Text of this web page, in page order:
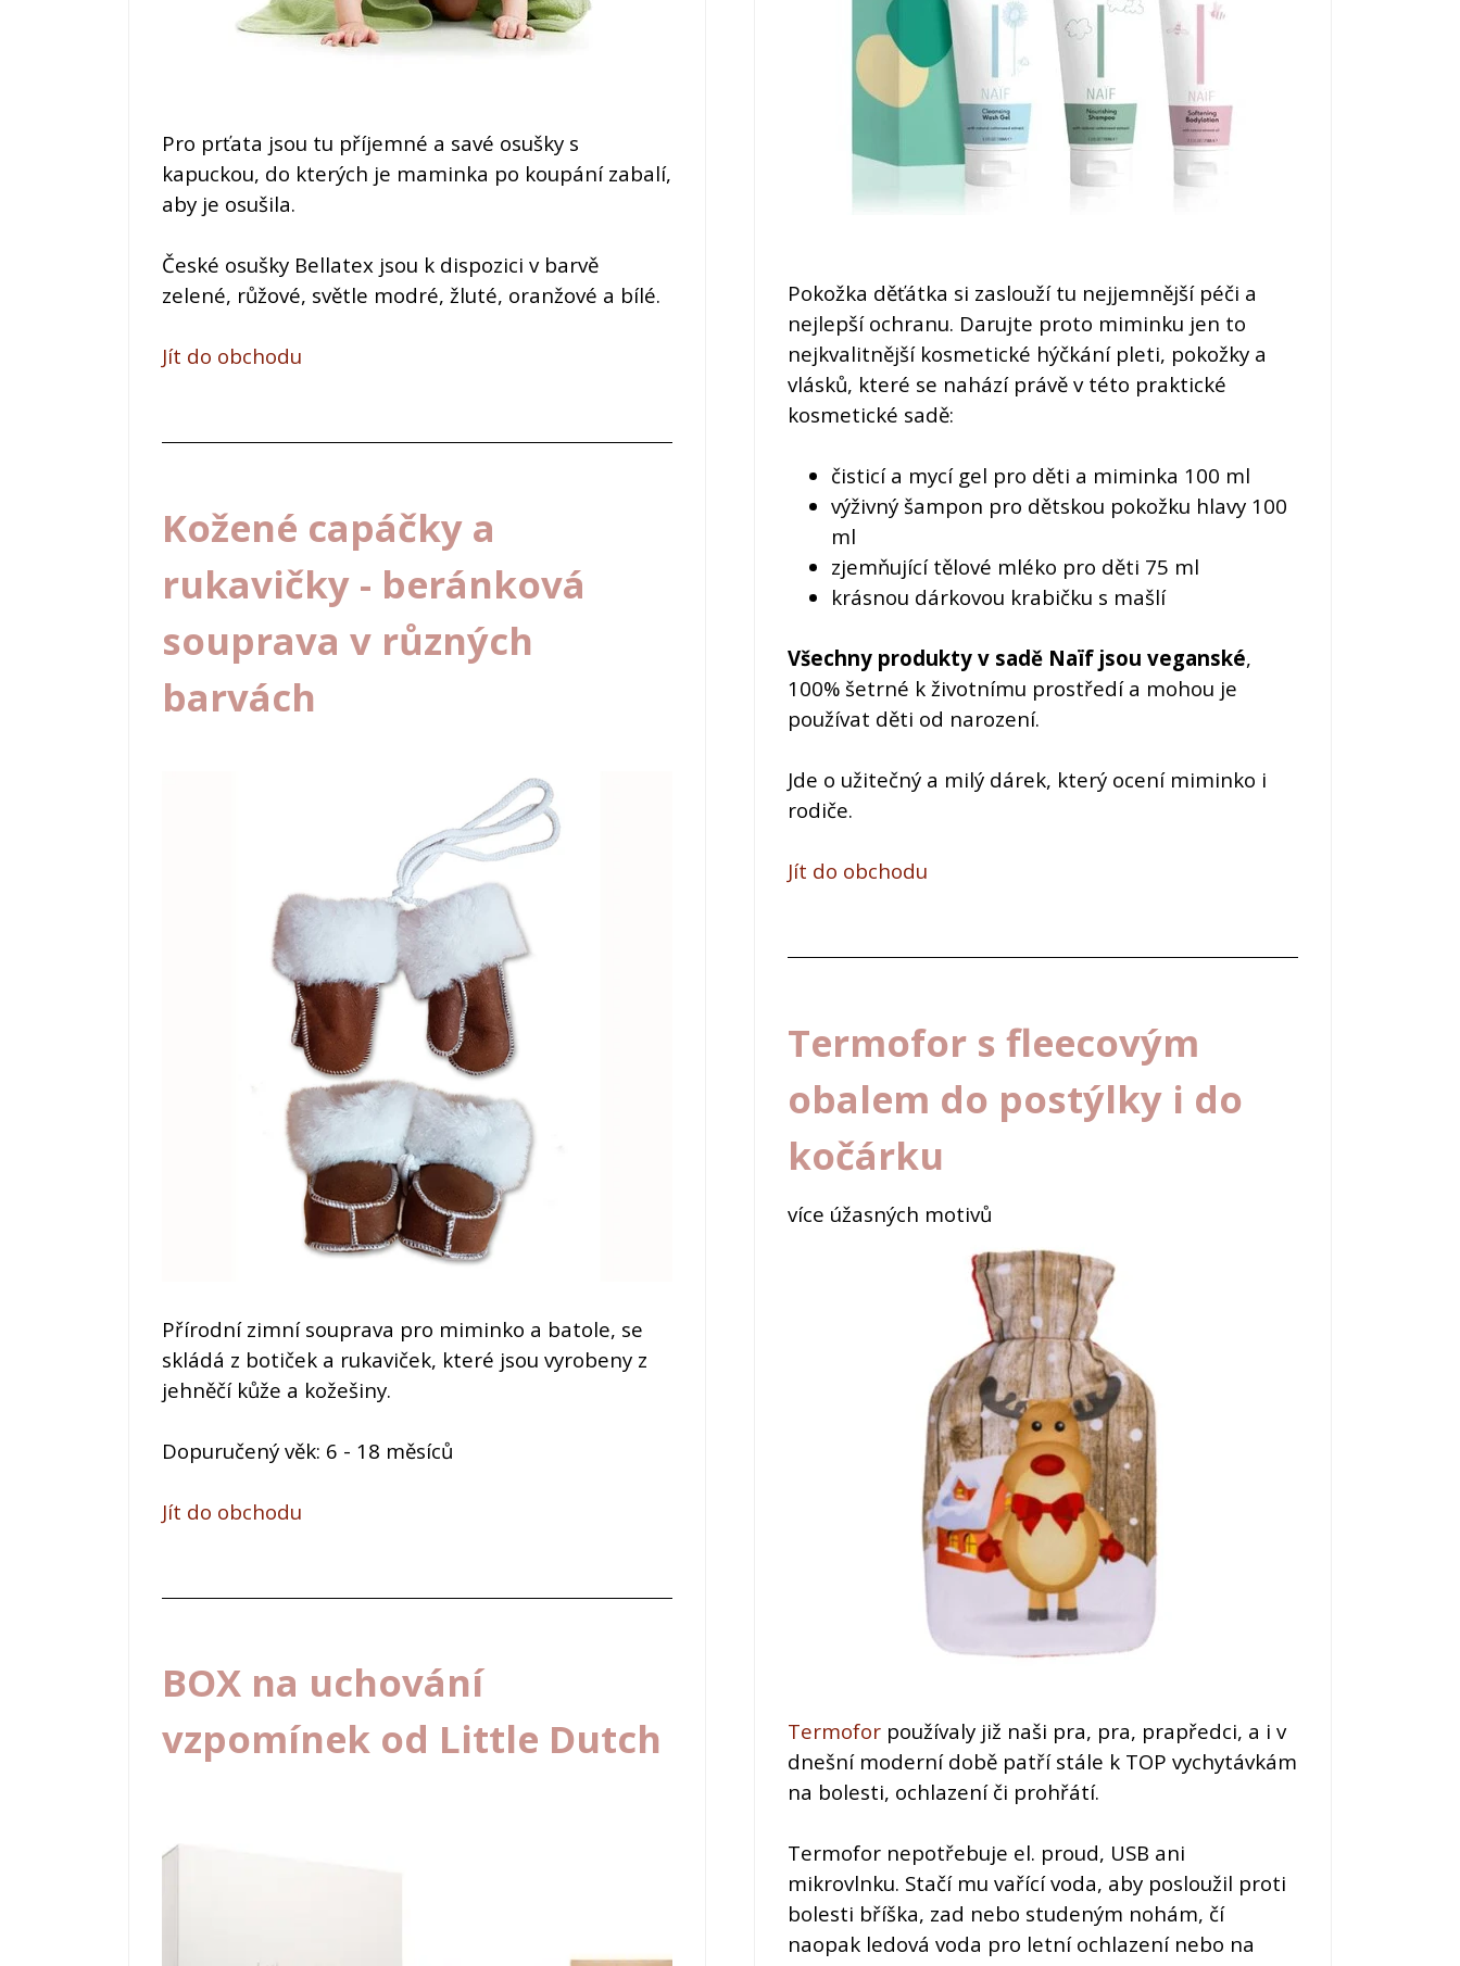
Pro prťata jsou tu příjemné a savé osušky s
kapuckou, do kterých je maminka po koupání zabalí,
aby je osušila.
České osušky Bellatex jsou k dispozici v barvě
zelené, růžové, světle modré, žluté, oranžové a bílé.
Jít do obchodu
Kožené capáčky a
rukavičky - beránková
souprava v různých
barvách
Přírodní zimní souprava pro miminko a batole, se
skládá z botiček a rukaviček, které jsou vyrobeny z
jehněčí kůže a kožešiny.
Dopuručený věk: 6 - 18 měsíců
Jít do obchodu
BOX na uchování
vzpomínek od Little Dutch
Pokožka děťátka si zaslouží tu nejjemnější péči a
nejlepší ochranu. Darujte proto miminku jen to
nejkvalitnější kosmetické hýčkání pleti, pokožky a
vlásků, které se nahází právě v této praktické
kosmetické sadě:
čisticí a mycí gel pro děti a miminka 100 ml
výživný šampon pro dětskou pokožku hlavy 100
ml
zjemňující tělové mléko pro děti 75 ml
krásnou dárkovou krabičku s mašlí
Všechny produkty v sadě Naïf jsou veganské,
100% šetrné k životnímu prostředí a mohou je
používat děti od narození.
Jde o užitečný a milý dárek, který ocení miminko i
rodiče.
Jít do obchodu
Termofor s fleecovým
obalem do postýlky i do
kočárku
více úžasných motivů
Termofor používaly již naši pra, pra, prapředci, a i v
dnešní moderní době patří stále k TOP vychytávkám
na bolesti, ochlazení či prohřátí.
Termofor nepotřebuje el. proud, USB ani
mikrovlnku. Stačí mu vařící voda, aby posloužil proti
bolesti bříška, zad nebo studeným nohám, čí
naopak ledová voda pro letní ochlazení nebo na